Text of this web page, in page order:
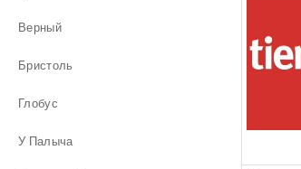
Верный
Бристоль
Глобус
У Палыча